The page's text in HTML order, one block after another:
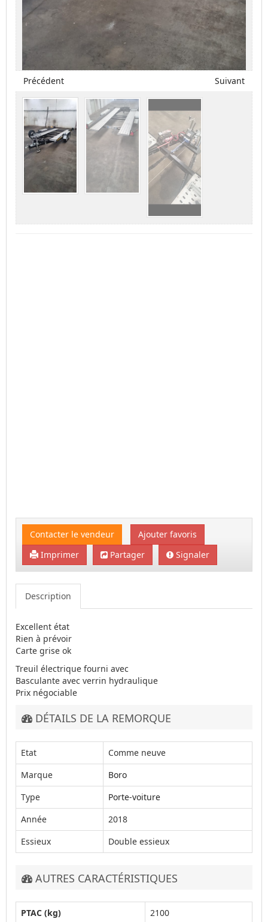
Précédent Suivant
Contacter le vendeur
Ajouter favoris
Imprimer
Partager Signaler
Description
Excellent état
Rien à prévoir
Carte grise ok
Treuil électrique fourni avec
Basculante avec verrin hydraulique
Prix négociable
DÉTAILS DE LA REMORQUE
Etat
Comme neuve
Marque
Boro
Type
Porte-voiture
Année
2018
Essieux
Double essieux
AUTRES CARACTÉRISTIQUES
PTAC (kg) 2100